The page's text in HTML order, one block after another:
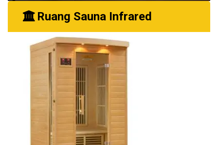
Ruang Sauna Infrared